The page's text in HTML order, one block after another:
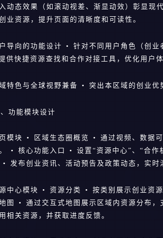
动态效果（如滚动视差、渐显动效）彰显
业资源，提升页面的清晰度和可读性。
导向的功能设计 • 针对不同用户角色（创业
供快捷资源查找和合作对接工具，优化用户体
特色与全球视野兼备 • 突出本区域的创业优
功能模块设计
模块 • 区域生态圈概览 • 通过视频、数据
• 核心功能入口 • 设置“资源中心”、“合作
发布创业资讯、活动预告及政策动态，实时
中心模块 • 资源分类 • 按类别展示创业资
图 • 通过交互式地图展示区域内资源分布
相关资源，并获取进度反馈。